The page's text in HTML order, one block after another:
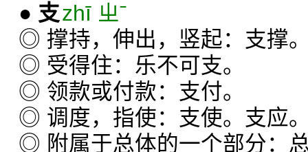
● 支zhī ㄓˉ
◎ 撑持，伸出，竖起：支撑
◎ 受得住：乐不可支。
◎ 领款或付款：支付。
◎ 调度，指使：支使。支应
◎ 附属于总体的一个部分：